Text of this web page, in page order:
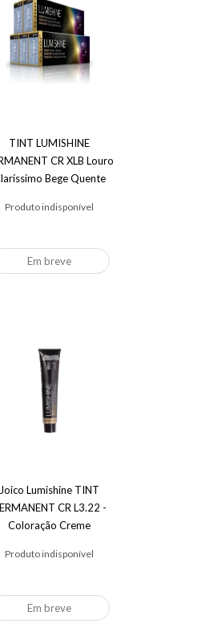
TINT LUMISHINE
CR XLB Louro
Bege Quente
Produto indisponível
Em breve
Joico Lumishine TINT
CR L3.22 -
Coloração Creme
Produto indisponível
Em breve